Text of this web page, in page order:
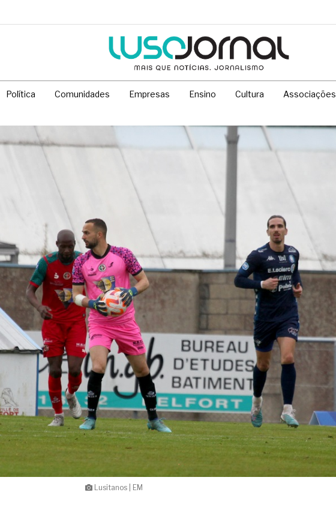
Política Comunidades Empresas Ensino Cultura Associações
Lusitanos | EM